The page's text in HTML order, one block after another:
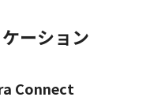
ーション
Connect